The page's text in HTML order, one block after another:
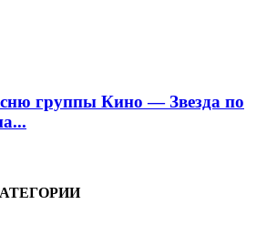
группы Кино — Звезда по